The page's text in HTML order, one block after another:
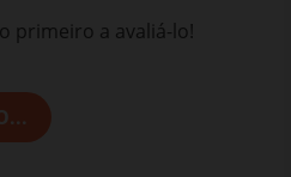
primeiro a avaliá-lo!